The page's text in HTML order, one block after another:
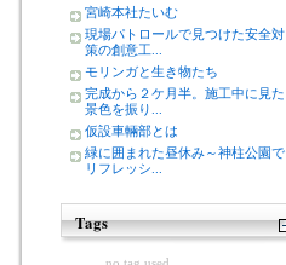
宮崎本社たいむ
現場パトロールで見つけた安全対
策の創意工...
モリンガと生き物たち
完成から２ケ月半。施工中に見た
景色を振り...
仮設車輛部とは
緑に囲まれた昼休み～神柱公園で
リフレッシ...
Tags
no tag used